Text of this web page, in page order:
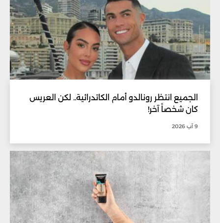
الجميع انتظر رونالدو أمام الكاتدرائية.. لكن العريس
كان شخصاً آخر!
9 آب 2026